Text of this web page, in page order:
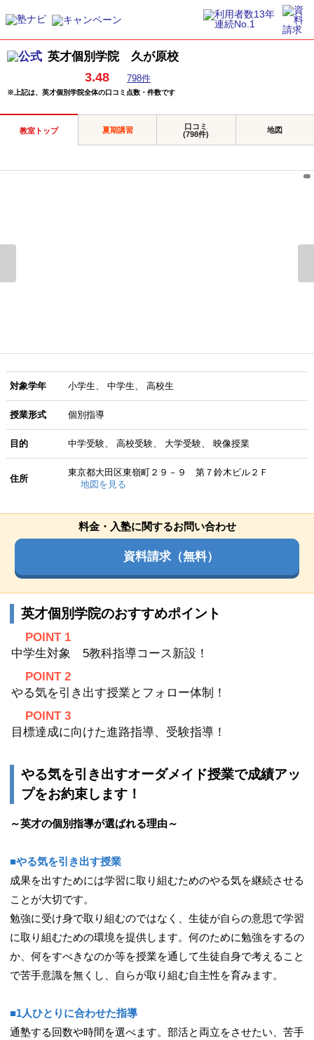
英才個別学院 久が原校
3.48 798件
※上記は、英才個別学院全体の口コミ点数・件数です
教室トップ 夏期講習
口コミ
(798件)
地図
対象学年 小学生 中学生 高校生
授業形式 個別指導
目的 中学受験 高校受験 大学受験 映像授業
住所
東京都大田区東嶺町２９－９ 第７鈴木ビル２Ｆ
地図を見る
料金・入塾に関するお問い合わせ
資料請求（無料）
英才個別学院のおすすめポイント
POINT 1
中学生対象 5教科指導コース新設！
POINT 2
やる気を引き出す授業とフォロー体制！
POINT 3
目標達成に向けた進路指導、受験指導！
やる気を引き出すオーダメイド授業で成績アッ
プをお約束します！
～英才の個別指導が選ばれる理由～
■やる気を引き出す授業
成果を出すためには学習に取り組むためのやる気を継続させる
ことが大切です。
勉強に受け身で取り組むのではなく、生徒が自らの意思で学習
に取り組むための環境を提供します。何のために勉強をするの
か、何をすべきなのか等を授業を通して生徒自身で考えること
で苦手意識を無くし、自らが取り組む自主性を育みます。
■1人ひとりに合わせた指導
通塾する回数や時間を選べます。部活と両立をさせたい、苦手